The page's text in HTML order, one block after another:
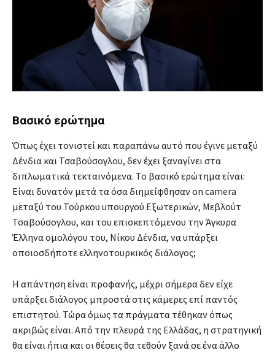
Βασικό ερώτημα
Όπως έχει τονιστεί και παραπάνω αυτό που έγινε μεταξύ
Δένδια και Τσαβούσογλου, δεν έχει ξαναγίνει στα
διπλωματικά τεκταινόμενα. Το βασικό ερώτημα είναι:
Είναι δυνατόν μετά τα όσα διημείφθησαν on camera
μεταξύ του Τούρκου υπουργού Εξωτερικών, Μεβλούτ
Τσαβούσογλου, και του επισκεπτόμενου την Άγκυρα
Έλληνα ομολόγου του, Νίκου Δένδια, να υπάρξει
οποιοσδήποτε ελληνοτουρκικός διάλογος;
Η απάντηση είναι προφανής, μέχρι σήμερα δεν είχε
υπάρξει διάλογος μπροστά στις κάμερες επί παντός
επιστητού. Τώρα όμως τα πράγματα τέθηκαν όπως
ακριβώς είναι. Από την πλευρά της Ελλάδας, η στρατηγική
θα είναι ήπια και οι θέσεις θα τεθούν ξανά σε ένα άλλο